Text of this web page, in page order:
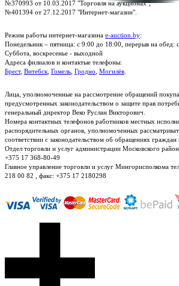
№370993 от 10.03.2017 "Торговля на аукционах";
№401394 от 27.12.2017 "Интернет-магазин".
Режим работы интернет-магазина e-auction.by:
Понедельник – пятница: с 9:00 до 18:00, перерыв на обед:
Суббота, воскресенье - выходной
Адреса филиалов и контактые телефоны:
Брест, Витебск Гомель Гродно Могилёв
Лица, уполномоченные на рассмотрение обращений
предусмотренных законодательством о защите прав
генеральный директор Веко Руслан Викторович.
Номера контактных телефонов работников местных
распорядительных органов, уполномоченных
соответствии с законодательством об обращениях
Отдел торговли и услуг администрации Московского
+375 17 368-80-49
Главное управление торговли и услуг Мингорисполкома
218 00 82 , факс: +375 17 2180298